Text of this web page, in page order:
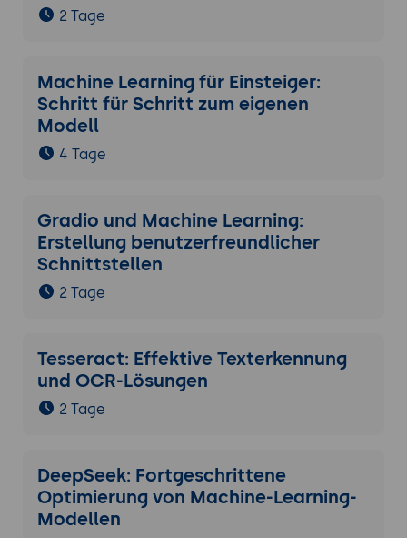
2 Tage
Machine Learning für Einsteiger:
Schritt für Schritt zum eigenen
Modell
4 Tage
Gradio und Machine Learning:
Erstellung benutzerfreundlicher
Schnittstellen
2 Tage
Tesseract: Effektive Texterkennung
und OCR-Lösungen
2 Tage
DeepSeek: Fortgeschrittene
Optimierung von Machine-Learning-
Modellen